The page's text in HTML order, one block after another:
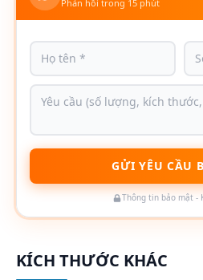
Phản hồi trong 15 phút
GỬI YÊU CẦU
Thông tin bảo mật -
KÍCH THƯỚC KHÁC